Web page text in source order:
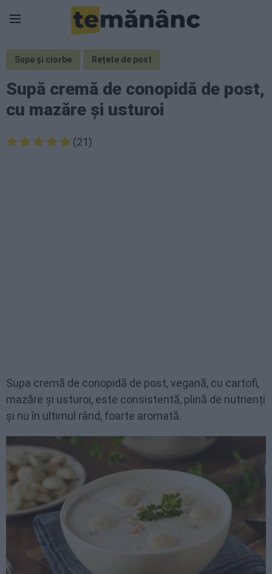
Supe și ciorbe Rețete de post
Supă cremă de conopidă de post,
cu mazăre și usturoi
(21)
Supa cremă de conopidă de post, vegană, cu cartofi,
mazăre și usturoi, este consistentă, plină de nutrienți
și nu în ultimul rând, foarte aromată.